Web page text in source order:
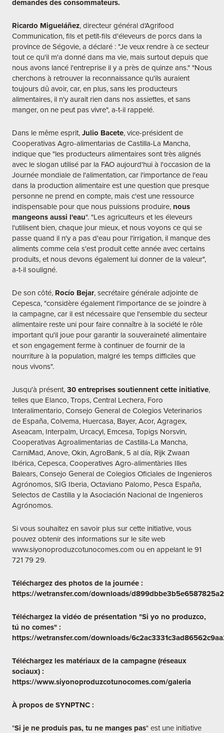
demandes des consommateurs.
Ricardo Migueláñez, directeur général d'Agrifood
Communication, fils et petit-fils d'éleveurs de porcs dans la
province de Ségovie, a déclaré : "Je veux rendre à ce secteur
tout ce qu'il m'a donné dans ma vie, mais surtout depuis que
nous avons lancé l'entreprise il y a près de quinze ans." "Nous
cherchons à retrouver la reconnaissance qu'ils auraient
toujours dû avoir, car, en plus, sans les producteurs
alimentaires, il n'y aurait rien dans nos assiettes, et sans
manger, on ne peut pas vivre", a-t-il rappelé.
Dans le même esprit, Julio Bacete, vice-président de
Cooperativas Agro-alimentarias de Castilla-La Mancha,
indique que "les producteurs alimentaires sont très alignés
avec le slogan utilisé par la FAO aujourd'hui à l'occasion de la
Journée mondiale de l'alimentation, car l'importance de l'eau
dans la production alimentaire est une question que presque
personne ne prend en compte, mais c'est une ressource
indispensable pour que nous puissions produire, nous
mangeons aussi l'eau". "Les agriculteurs et les éleveurs
l'utilisent bien, chaque jour mieux, et nous voyons ce qui se
passe quand il n'y a pas d'eau pour l'irrigation, il manque des
aliments comme cela s'est produit cette année avec certains
produits, et nous devons également lui donner de la valeur",
a-t-il souligné.
De son côté, Rocío Bejar, secrétaire générale adjointe de
Cepesca, "considère également l'importance de se joindre à
la campagne, car il est nécessaire que l'ensemble du secteur
alimentaire reste uni pour faire connaître à la société le rôle
important qu'il joue pour garantir la souveraineté alimentaire
et son engagement ferme à continuer de fournir de la
nourriture à la population, malgré les temps difficiles que
nous vivons".
Jusqu'à présent, 30 entreprises soutiennent cette initiative,
telles que Elanco, Trops, Central Lechera, Foro
Interalimentario, Consejo General de Colegios Veterinarios
de España, Colvema, Huercasa, Bayer, Acor, Agragex,
Aseacam, Interpalm, Urcacyl, Emcesa, Topigs Norsvin,
Cooperativas Agroalimentarias de Castilla-La Mancha,
CarniMad, Anove, Okin, AgroBank, 5 al día, Rijk Zwaan
Ibérica, Cepesca, Cooperatives Agro-alimentàries Illes
Balears, Consejo General de Colegios Oficiales de Ingenieros
Agrónomos, SIG Iberia, Octaviano Palomo, Pesca España,
Selectos de Castilla y la Asociación Nacional de Ingenieros
Agrónomos.
Si vous souhaitez en savoir plus sur cette initiative, vous
pouvez obtenir des informations sur le site web
www.siyonoproduzcotunocomes.com ou en appelant le 91
721 79 29.
Téléchargez des photos de la journée :
https://wetransfer.com/downloads/
Téléchargez la vidéo de présentation "Si yo no produzco,
tú no comes" :
https://wetransfer.com/downloads/
Téléchargez les matériaux de la campagne (réseaux
sociaux) :
https://www.siyonoproduzcotunocomes.com/galeria
À propos de SYNPTNC :
"Si je ne produis pas, tu ne manges pas" est une initiative